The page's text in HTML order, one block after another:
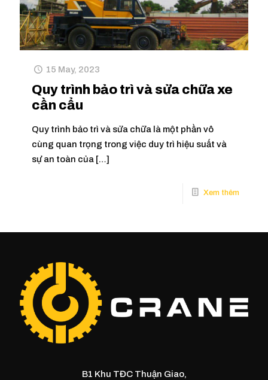
15 May, 2023
Quy trình bảo trì và sửa chữa xe
cần cẩu
Quy trình bảo trì và sửa chữa là một phần vô
cùng quan trọng trong việc duy trì hiệu suất và
sự an toàn của […]
B1 Khu TĐC Thuận Giao,